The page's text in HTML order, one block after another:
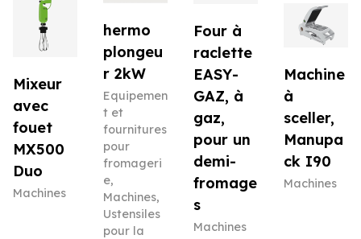
Mixeur
avec
fouet
MX500
Duo
Machines
hermo
plongeu
r 2kW
Equipemen
t et
fournitures
pour
fromageri
e,
Machines,
Ustensiles
pour la
Four à
raclette
EASY-
GAZ, à
gaz,
pour un
demi-
fromage
s
Machines
Machine
à
sceller,
Manupa
ck I90
Machines